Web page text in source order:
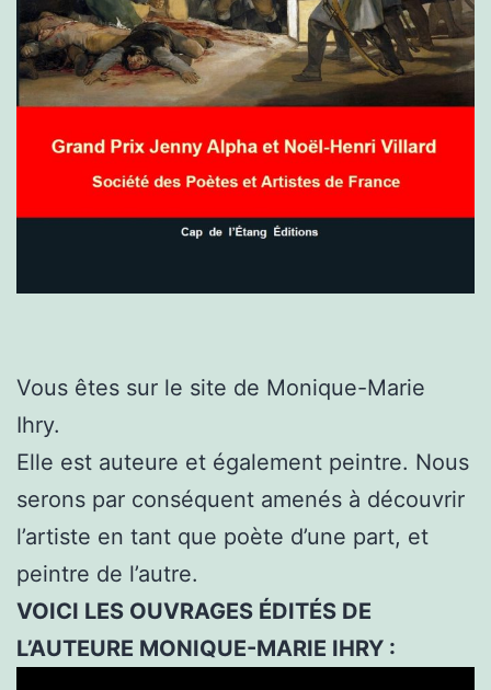
Vous êtes sur le site de Monique-Marie
Ihry.
Elle est auteure et également peintre. Nous
serons par conséquent amenés à découvrir
l’artiste en tant que poète d’une part, et
peintre de l’autre.
VOICI LES OUVRAGES ÉDITÉS DE
L’AUTEURE MONIQUE-MARIE IHRY :